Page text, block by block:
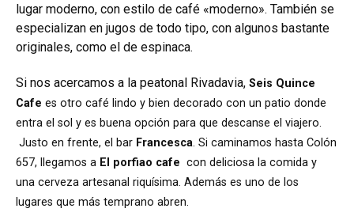
lugar moderno, con estilo de café «moderno». También se
especializan en jugos de todo tipo, con algunos bastante
originales, como el de espinaca.
Si nos acercamos a la peatonal Rivadavia, Seis Quince
Cafe es otro café lindo y bien decorado con un patio donde
entra el sol y es buena opción para que descanse el viajero.
Justo en frente, el bar Francesca. Si caminamos hasta Colón
657, llegamos a El porfiao cafe con deliciosa la comida y
una cerveza artesanal riquísima. Además es uno de los
lugares que más temprano abren.